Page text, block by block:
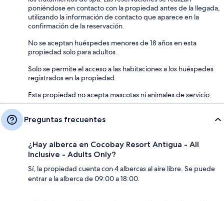
poniéndose en contacto con la propiedad antes de la llegada,
utilizando la información de contacto que aparece en la
confirmación de la reservación.
No se aceptan huéspedes menores de 18 años en esta
propiedad solo para adultos.
Solo se permite el acceso a las habitaciones a los huéspedes
registrados en la propiedad.
Esta propiedad no acepta mascotas ni animales de servicio.
Preguntas frecuentes
¿Hay alberca en Cocobay Resort Antigua - All
Inclusive - Adults Only?
Sí, la propiedad cuenta con 4 albercas al aire libre. Se puede
entrar a la alberca de 09:00 a 18:00.